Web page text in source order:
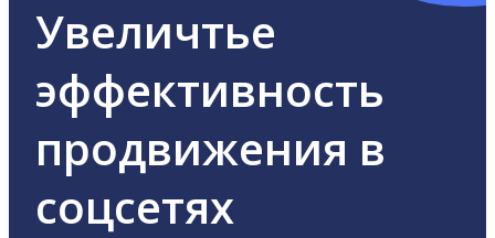
Увеличтье
эффективность
продвижения в
соцсетях